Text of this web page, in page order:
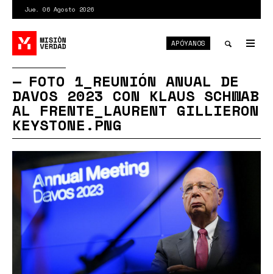
contenido
principal
Jue. 06 Agosto 2026
search
APÓYANOS
FOTO 1_REUNIÓN ANUAL DE
DAVOS 2023 CON KLAUS SCHWAB
AL FRENTE_LAURENT GILLIERON
KEYSTONE.PNG